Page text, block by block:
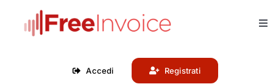
content
Accedi Registrati